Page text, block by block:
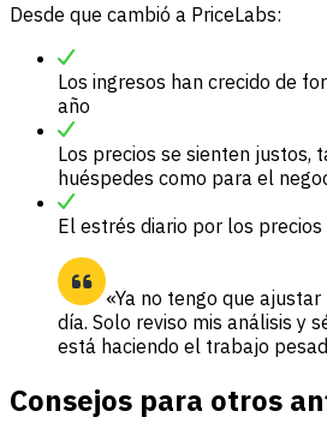
Desde que cambió a PriceLabs:
Los ingresos han crecido de
año
Los precios se sienten justos,
huéspedes como para el
El estrés diario por los
«Ya no tengo que
día. Solo reviso mis análisis y
está haciendo el trabajo
Consejos para otros